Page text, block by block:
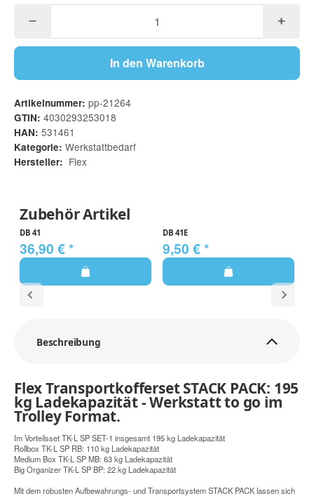
In den Warenkorb
Artikelnummer: pp-21264
GTIN: 4030293253018
HAN: 531461
Kategorie: Werkstattbedarf
Hersteller: Flex
Zubehör Artikel
DB 41
36,90 €*
DB 41E
9,50 €*
Beschreibung
Flex Transportkofferset STACK PACK: 195
kg Ladekapazität - Werkstatt to go im
Trolley Format.
Im Vorteilsset TK-L SP SET-1 insgesamt 195 kg Ladekapazität
Rollbox TK-L SP RB: 110 kg Ladekapazität
Medium Box TK-L SP MB: 63 kg Ladekapazität
Big Organizer TK-L SP BP: 22 kg Ladekapazität
Mit dem robusten Aufbewahrungs- und Transportsystem STACK PACK lassen sich